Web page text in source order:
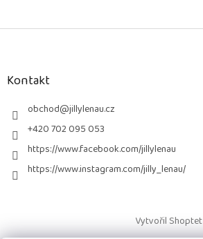
Z
Kontakt
obchod@jillylenau.cz
+420 702 095 053
https://www.facebook.com/jillylenau
https://www.instagram.com/jilly_lenau/
Vytvořil Shoptet